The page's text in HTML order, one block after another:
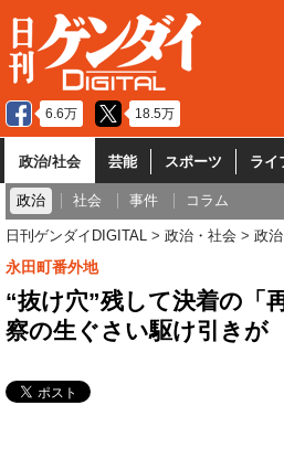
6.6万 18.5万
政治/社会 芸能 スポーツ ライ
政治 社会 事件 コラム
日刊ゲンダイDIGITAL 政治・社会 政
永田町番外地
“抜け穴”残して決着の「
察の生ぐさい駆け引きが